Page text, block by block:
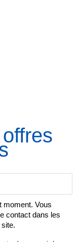
moment. Vous
contact dans les